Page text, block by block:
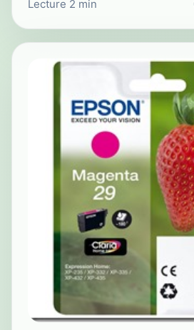
Lecture 2 min